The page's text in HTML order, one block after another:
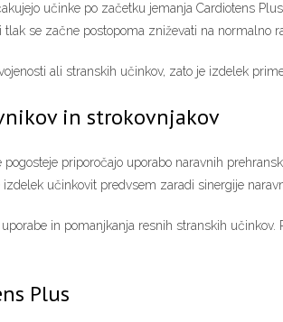
učinke po začetku jemanja Cardiotens
se začne postopoma zniževati na normalno
ali stranskih učinkov, zato je izdelek
in strokovnjakov
priporočajo uporabo naravnih
učinkovit predvsem zaradi sinergije
in pomanjkanja resnih stranskih
Plus